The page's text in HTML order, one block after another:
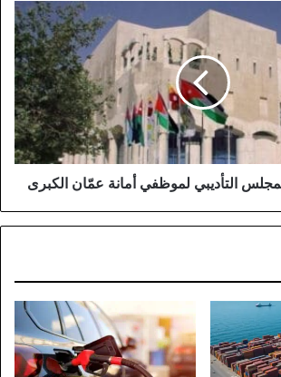
التأديبي لموظفي أمانة عمّان الكبرى